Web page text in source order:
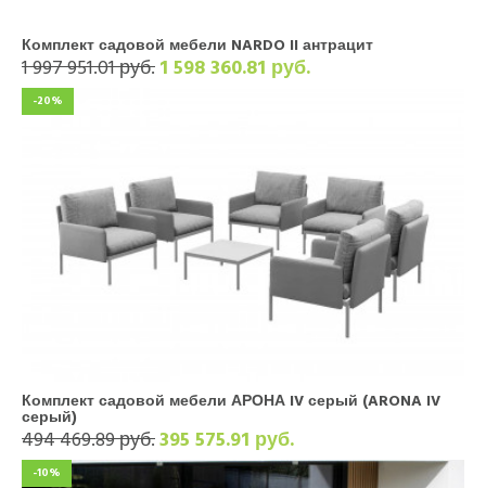
Комплект садовой мебели NARDO II антрацит
1 997 951.01 руб.1 598 360.81 руб.
-20%
Комплект садовой мебели АРОНА IV серый (ARONA IV
серый)
494 469.89 руб.395 575.91 руб.
-10%